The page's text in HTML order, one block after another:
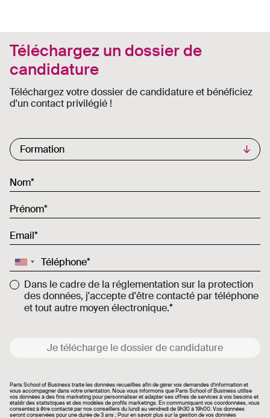
Téléchargez un dossier de
candidature
Téléchargez votre dossier de candidature et bénéficiez
d'un contact privilégié !
Commercial List
Formation
Nom
Prénom
Email
Téléphone
Dans le cadre de la réglementation sur la protection
des données, j'accepte d'être contacté par téléphone
et tout autre moyen électronique.
Je télécharge le dossier de candidature
Paris School of Business traite les données recueillies afin de gérer vos demandes d’information et
vous accompagner dans votre orientation. Nous vous informons que Paris School of Business utilise
vos données à des fins marketing pour personnaliser et adapter ses offres de services à vos besoins et
établir des statistiques et des modèles de profils marketings. En communiquant vos coordonnées, vous
consentez à être contacté par nos conseillers du lundi au vendredi de 9h30 à 19h00. Vos données
seront conservées pour une durée de 3 ans ; Pour en savoir plus sur la gestion de vos données